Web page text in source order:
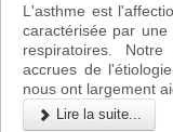
L'asthme est
caractérisée par
respiratoires.
accrues de
nous ont largement
Lire la suite...